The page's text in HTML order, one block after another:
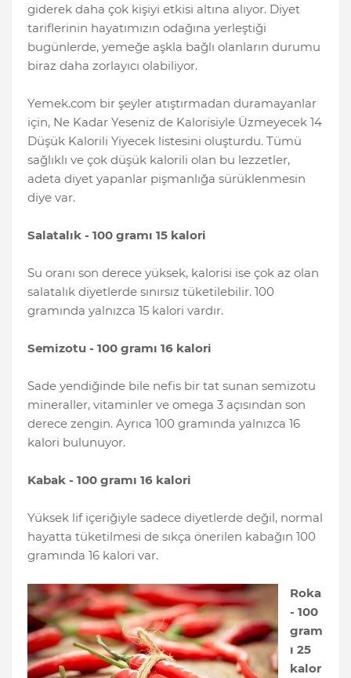
giderek daha çok kişiyi etkisi altına alıyor. Diyet
tariflerinin hayatımızın odağına yerleştiği
bugünlerde, yemeğe aşkla bağlı olanların durumu
biraz daha zorlayıcı olabiliyor.
Yemek.com bir şeyler atıştırmadan duramayanlar
için, Ne Kadar Yeseniz de Kalorisiyle Üzmeyecek 14
Düşük Kalorili Yiyecek listesini oluşturdu. Tümü
sağlıklı ve çok düşük kalorili olan bu lezzetler,
adeta diyet yapanlar pişmanlığa sürüklenmesin
diye var.
Salatalık - 100 gramı 15 kalori
Su oranı son derece yüksek, kalorisi ise çok az olan
salatalık diyetlerde sınırsız tüketilebilir. 100
gramında yalnızca 15 kalori vardır.
Semizotu - 100 gramı 16 kalori
Sade yendiğinde bile nefis bir tat sunan semizotu
mineraller, vitaminler ve omega 3 açısından son
derece zengin. Ayrıca 100 gramında yalnızca 16
kalori bulunuyor.
Kabak - 100 gramı 16 kalori
Yüksek lif içeriğiyle sadece diyetlerde değil, normal
hayatta tüketilmesi de sıkça önerilen kabağın 100
gramında 16 kalori var.
Roka
- 100
gram
ı 25
kalor